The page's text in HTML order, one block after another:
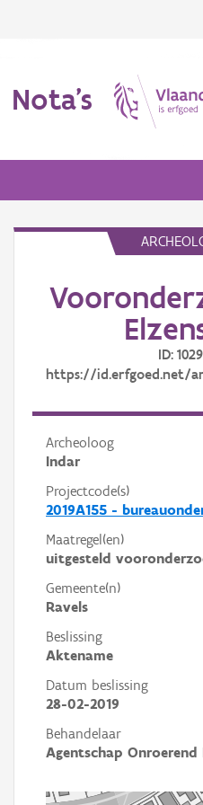
Nota's
Aanmelden
ID:
https://id.erfgoed.net/
Archeoloog
Indar
Projectcode(s)
2019A155 -
Maatregel(en)
uitgesteld
Gemeente(n)
Ravels
Beslissing
Aktename
Datum beslissing
28-02-2019
Behandelaar
Agentschap Onroerend